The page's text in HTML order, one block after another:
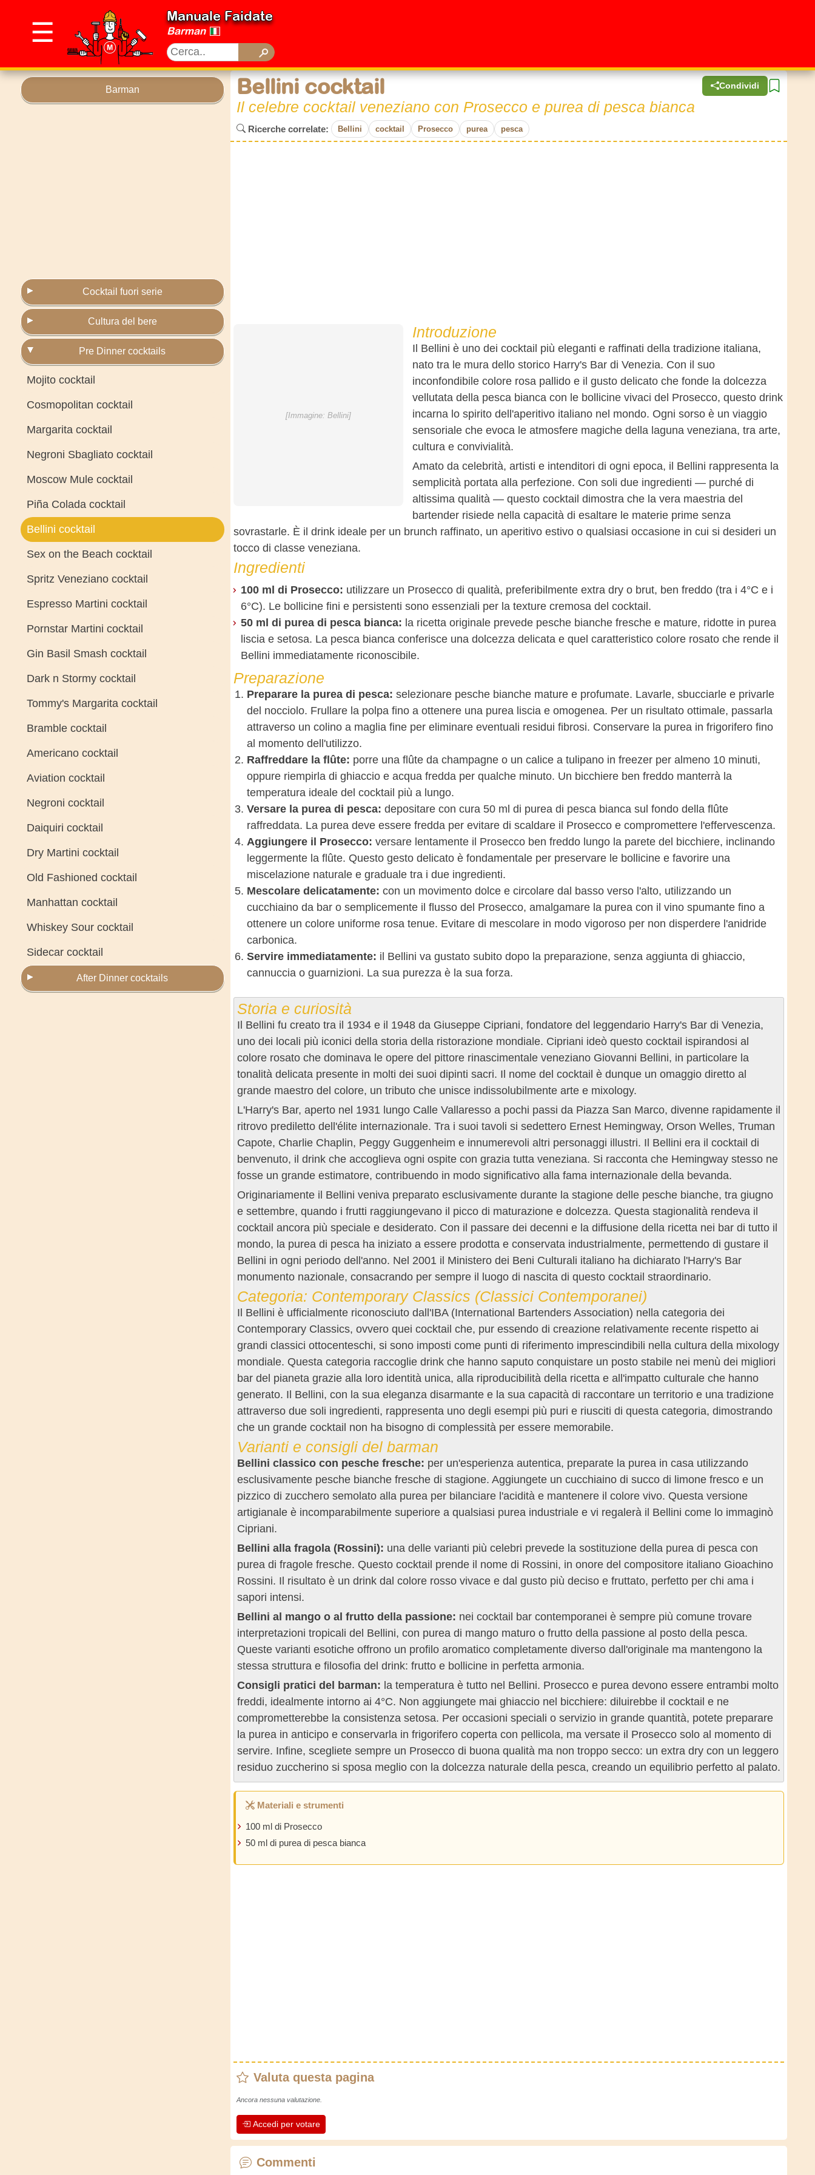
☰
Manuale Faidate
Barman
Barman
Cocktail fuori serie
Cultura del bere
Pre Dinner cocktails
Mojito cocktail
Cosmopolitan cocktail
Margarita cocktail
Negroni Sbagliato cocktail
Moscow Mule cocktail
Piña Colada cocktail
Bellini cocktail
Sex on the Beach cocktail
Spritz Veneziano cocktail
Espresso Martini cocktail
Pornstar Martini cocktail
Gin Basil Smash cocktail
Dark n Stormy cocktail
Tommy's Margarita cocktail
Bramble cocktail
Americano cocktail
Aviation cocktail
Negroni cocktail
Daiquiri cocktail
Dry Martini cocktail
Old Fashioned cocktail
Manhattan cocktail
Whiskey Sour cocktail
Sidecar cocktail
After Dinner cocktails
Condividi
Bellini cocktail
Il celebre cocktail veneziano con Prosecco e purea di pesca bianca
Ricerche correlate: Bellini cocktail Prosecco purea pesca
[Immagine: Bellini]
Introduzione
Il Bellini è uno dei cocktail più eleganti e raffinati della tradizione italiana,
nato tra le mura dello storico Harry's Bar di Venezia. Con il suo
inconfondibile colore rosa pallido e il gusto delicato che fonde la dolcezza
vellutata della pesca bianca con le bollicine vivaci del Prosecco, questo drink
incarna lo spirito dell'aperitivo italiano nel mondo. Ogni sorso è un viaggio
sensoriale che evoca le atmosfere magiche della laguna veneziana, tra arte,
cultura e convivialità.
Amato da celebrità, artisti e intenditori di ogni epoca, il Bellini rappresenta la
semplicità portata alla perfezione. Con soli due ingredienti — purché di
altissima qualità — questo cocktail dimostra che la vera maestria del
bartender risiede nella capacità di esaltare le materie prime senza
sovrastarle. È il drink ideale per un brunch raffinato, un aperitivo estivo o qualsiasi occasione in cui si desideri un
tocco di classe veneziana.
Ingredienti
100 ml di Prosecco: utilizzare un Prosecco di qualità, preferibilmente extra dry o brut, ben freddo (tra i 4°C e i
6°C). Le bollicine fini e persistenti sono essenziali per la texture cremosa del cocktail.
50 ml di purea di pesca bianca: la ricetta originale prevede pesche bianche fresche e mature, ridotte in purea
liscia e setosa. La pesca bianca conferisce una dolcezza delicata e quel caratteristico colore rosato che rende il
Bellini immediatamente riconoscibile.
Preparazione
Preparare la purea di pesca: selezionare pesche bianche mature e profumate. Lavarle, sbucciarle e privarle
del nocciolo. Frullare la polpa fino a ottenere una purea liscia e omogenea. Per un risultato ottimale, passarla
attraverso un colino a maglia fine per eliminare eventuali residui fibrosi. Conservare la purea in frigorifero fino
al momento dell'utilizzo.
Raffreddare la flûte: porre una flûte da champagne o un calice a tulipano in freezer per almeno 10 minuti,
oppure riempirla di ghiaccio e acqua fredda per qualche minuto. Un bicchiere ben freddo manterrà la
temperatura ideale del cocktail più a lungo.
Versare la purea di pesca: depositare con cura 50 ml di purea di pesca bianca sul fondo della flûte
raffreddata. La purea deve essere fredda per evitare di scaldare il Prosecco e compromettere l'effervescenza.
Aggiungere il Prosecco: versare lentamente il Prosecco ben freddo lungo la parete del bicchiere, inclinando
leggermente la flûte. Questo gesto delicato è fondamentale per preservare le bollicine e favorire una
miscelazione naturale e graduale tra i due ingredienti.
Mescolare delicatamente: con un movimento dolce e circolare dal basso verso l'alto, utilizzando un
cucchiaino da bar o semplicemente il flusso del Prosecco, amalgamare la purea con il vino spumante fino a
ottenere un colore uniforme rosa tenue. Evitare di mescolare in modo vigoroso per non disperdere l'anidride
carbonica.
Servire immediatamente: il Bellini va gustato subito dopo la preparazione, senza aggiunta di ghiaccio,
cannuccia o guarnizioni. La sua purezza è la sua forza.
Storia e curiosità
Il Bellini fu creato tra il 1934 e il 1948 da Giuseppe Cipriani, fondatore del leggendario Harry's Bar di Venezia,
uno dei locali più iconici della storia della ristorazione mondiale. Cipriani ideò questo cocktail ispirandosi al
colore rosato che dominava le opere del pittore rinascimentale veneziano Giovanni Bellini, in particolare la
tonalità delicata presente in molti dei suoi dipinti sacri. Il nome del cocktail è dunque un omaggio diretto al
grande maestro del colore, un tributo che unisce indissolubilmente arte e mixology.
L'Harry's Bar, aperto nel 1931 lungo Calle Vallaresso a pochi passi da Piazza San Marco, divenne rapidamente il
ritrovo prediletto dell'élite internazionale. Tra i suoi tavoli si sedettero Ernest Hemingway, Orson Welles, Truman
Capote, Charlie Chaplin, Peggy Guggenheim e innumerevoli altri personaggi illustri. Il Bellini era il cocktail di
benvenuto, il drink che accoglieva ogni ospite con grazia tutta veneziana. Si racconta che Hemingway stesso ne
fosse un grande estimatore, contribuendo in modo significativo alla fama internazionale della bevanda.
Originariamente il Bellini veniva preparato esclusivamente durante la stagione delle pesche bianche, tra giugno
e settembre, quando i frutti raggiungevano il picco di maturazione e dolcezza. Questa stagionalità rendeva il
cocktail ancora più speciale e desiderato. Con il passare dei decenni e la diffusione della ricetta nei bar di tutto il
mondo, la purea di pesca ha iniziato a essere prodotta e conservata industrialmente, permettendo di gustare il
Bellini in ogni periodo dell'anno. Nel 2001 il Ministero dei Beni Culturali italiano ha dichiarato l'Harry's Bar
monumento nazionale, consacrando per sempre il luogo di nascita di questo cocktail straordinario.
Categoria: Contemporary Classics (Classici Contemporanei)
Il Bellini è ufficialmente riconosciuto dall'IBA (International Bartenders Association) nella categoria dei
Contemporary Classics, ovvero quei cocktail che, pur essendo di creazione relativamente recente rispetto ai
grandi classici ottocenteschi, si sono imposti come punti di riferimento imprescindibili nella cultura della mixology
mondiale. Questa categoria raccoglie drink che hanno saputo conquistare un posto stabile nei menù dei migliori
bar del pianeta grazie alla loro identità unica, alla riproducibilità della ricetta e all'impatto culturale che hanno
generato. Il Bellini, con la sua eleganza disarmante e la sua capacità di raccontare un territorio e una tradizione
attraverso due soli ingredienti, rappresenta uno degli esempi più puri e riusciti di questa categoria, dimostrando
che un grande cocktail non ha bisogno di complessità per essere memorabile.
Varianti e consigli del barman
Bellini classico con pesche fresche: per un'esperienza autentica, preparate la purea in casa utilizzando
esclusivamente pesche bianche fresche di stagione. Aggiungete un cucchiaino di succo di limone fresco e un
pizzico di zucchero semolato alla purea per bilanciare l'acidità e mantenere il colore vivo. Questa versione
artigianale è incomparabilmente superiore a qualsiasi purea industriale e vi regalerà il Bellini come lo immaginò
Cipriani.
Bellini alla fragola (Rossini): una delle varianti più celebri prevede la sostituzione della purea di pesca con
purea di fragole fresche. Questo cocktail prende il nome di Rossini, in onore del compositore italiano Gioachino
Rossini. Il risultato è un drink dal colore rosso vivace e dal gusto più deciso e fruttato, perfetto per chi ama i
sapori intensi.
Bellini al mango o al frutto della passione: nei cocktail bar contemporanei è sempre più comune trovare
interpretazioni tropicali del Bellini, con purea di mango maturo o frutto della passione al posto della pesca.
Queste varianti esotiche offrono un profilo aromatico completamente diverso dall'originale ma mantengono la
stessa struttura e filosofia del drink: frutto e bollicine in perfetta armonia.
Consigli pratici del barman: la temperatura è tutto nel Bellini. Prosecco e purea devono essere entrambi molto
freddi, idealmente intorno ai 4°C. Non aggiungete mai ghiaccio nel bicchiere: diluirebbe il cocktail e ne
comprometterebbe la consistenza setosa. Per occasioni speciali o servizio in grande quantità, potete preparare
la purea in anticipo e conservarla in frigorifero coperta con pellicola, ma versate il Prosecco solo al momento di
servire. Infine, scegliete sempre un Prosecco di buona qualità ma non troppo secco: un extra dry con un leggero
residuo zuccherino si sposa meglio con la dolcezza naturale della pesca, creando un equilibrio perfetto al palato.
Materiali e strumenti
100 ml di Prosecco
50 ml di purea di pesca bianca
Valuta questa pagina
Ancora nessuna valutazione.
Accedi per votare
Commenti